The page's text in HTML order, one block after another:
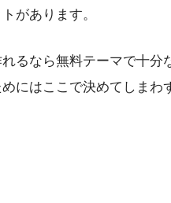
があります。
るなら無料テーマで十分
にはここで決めてしま